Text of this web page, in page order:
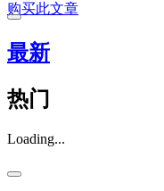
购买此文章
最新
热门
Loading...